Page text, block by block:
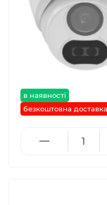
в наявності
безкоштовна доставка